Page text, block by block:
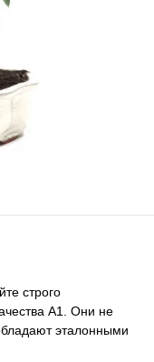
строго
А1. Они не
эталонными